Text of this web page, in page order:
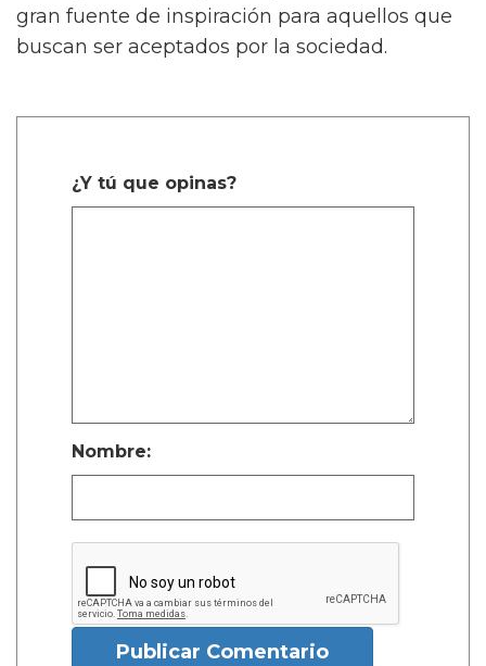
gran fuente de inspiración para aquellos que
buscan ser aceptados por la sociedad.
¿Y tú que opinas?
Nombre:
Publicar Comentario